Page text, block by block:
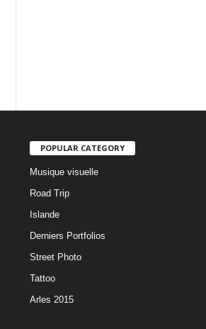
POPULAR CATEGORY
Musique visuelle
Road Trip
Islande
Derniers Portfolios
Street Photo
Tattoo
Arles 2015